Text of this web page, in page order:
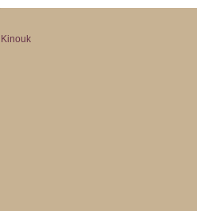
Kinouk